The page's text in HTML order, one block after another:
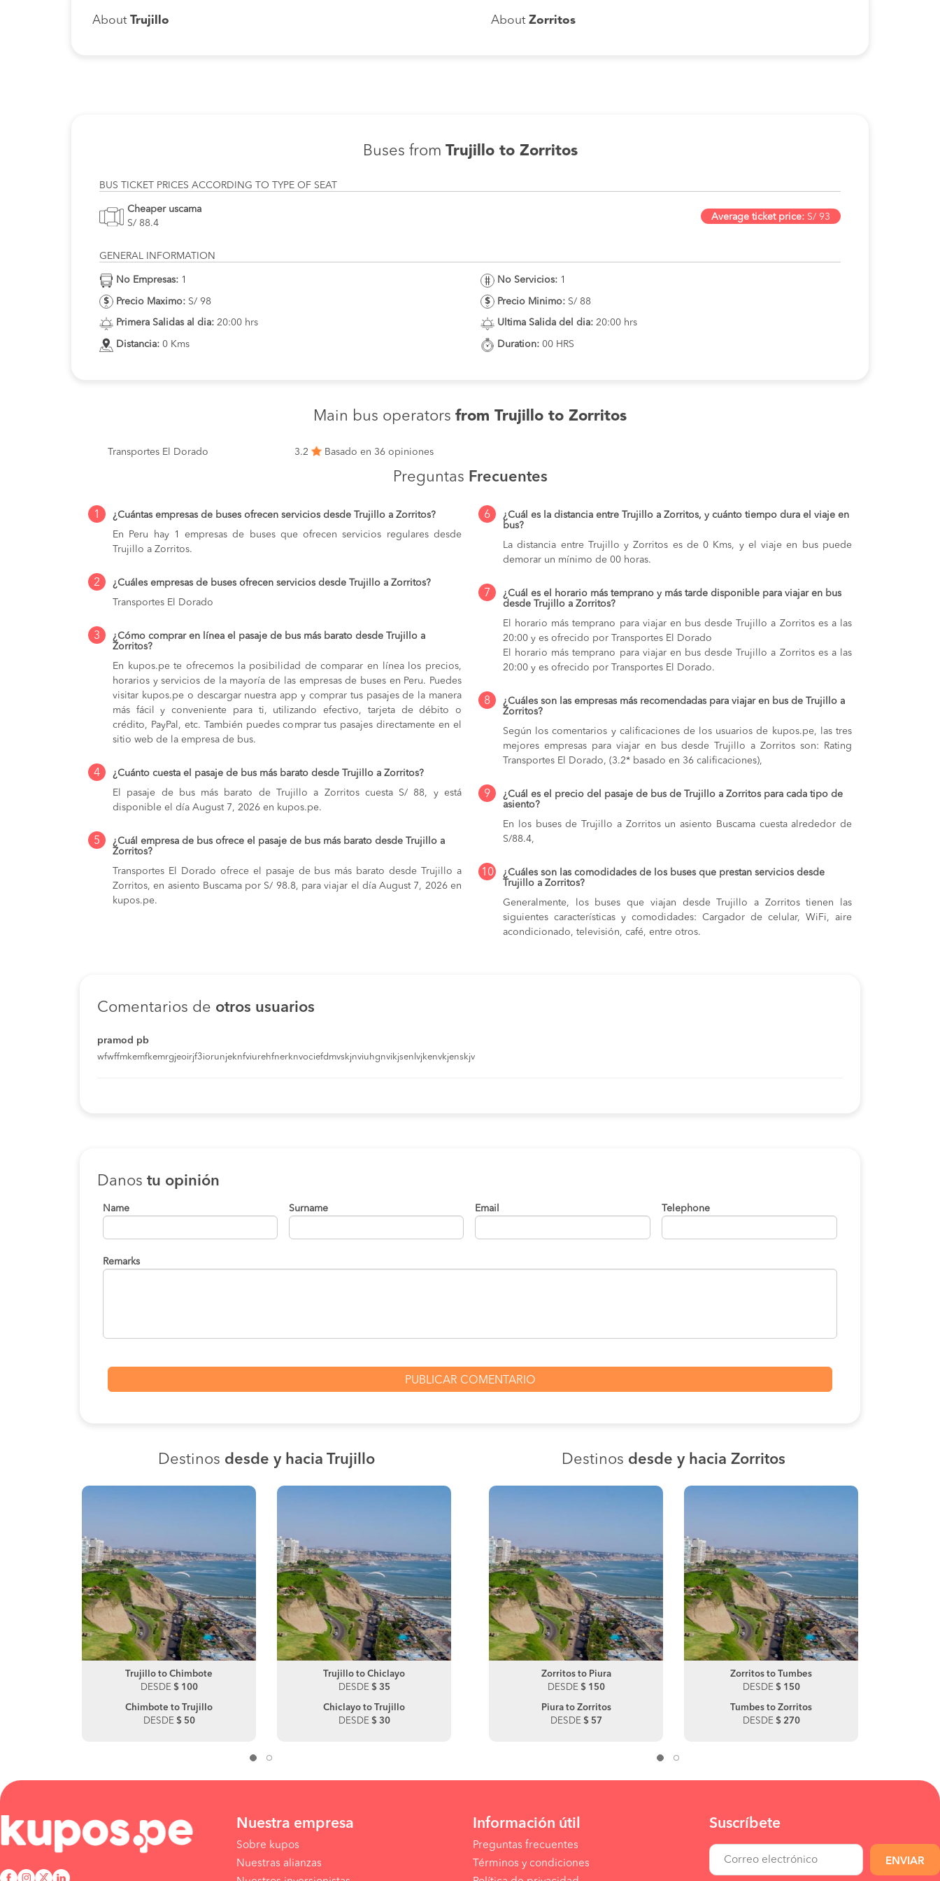
About Trujillo About Zorritos
Buses from Trujillo to Zorritos
BUS TICKET PRICES ACCORDING TO TYPE OF SEAT
Cheaper uscama
S/ 88.4
Average ticket price: S/ 93
GENERAL INFORMATION
No Empresas: 1
Precio Maximo: S/ 98
Primera Salidas al dia: 20:00 hrs
Distancia: 0 Kms
No Servicios: 1
Precio Minimo: S/ 88
Ultima Salida del dia: 20:00 hrs
Duration: 00 HRS
Main bus operators from Trujillo to Zorritos
Transportes El Dorado 3.2 Basado en 36 opiniones
Preguntas Frecuentes
1
¿Cuántas empresas de buses ofrecen servicios desde Trujillo a Zorritos?
En Peru hay 1 empresas de buses que ofrecen servicios regulares desde
Trujillo a Zorritos.
2
¿Cuáles empresas de buses ofrecen servicios desde Trujillo a Zorritos?
Transportes El Dorado
3
¿Cómo comprar en línea el pasaje de bus más barato desde Trujillo a
Zorritos?
En kupos.pe te ofrecemos la posibilidad de comparar en línea los precios,
horarios y servicios de la mayoría de las empresas de buses en Peru. Puedes
visitar kupos.pe o descargar nuestra app y comprar tus pasajes de la manera
más fácil y conveniente para ti, utilizando efectivo, tarjeta de débito o
crédito, PayPal, etc. También puedes comprar tus pasajes directamente en el
sitio web de la empresa de bus.
4
¿Cuánto cuesta el pasaje de bus más barato desde Trujillo a Zorritos?
El pasaje de bus más barato de Trujillo a Zorritos cuesta S/ 88, y está
disponible el día August 7, 2026 en kupos.pe.
5
¿Cuál empresa de bus ofrece el pasaje de bus más barato desde Trujillo a
Zorritos?
Transportes El Dorado ofrece el pasaje de bus más barato desde Trujillo a
Zorritos, en asiento Buscama por S/ 98.8, para viajar el día August 7, 2026 en
kupos.pe.
6
¿Cuál es la distancia entre Trujillo a Zorritos, y cuánto tiempo dura el viaje en
bus?
La distancia entre Trujillo y Zorritos es de 0 Kms, y el viaje en bus puede
demorar un mínimo de 00 horas.
7
¿Cuál es el horario más temprano y más tarde disponible para viajar en bus
desde Trujillo a Zorritos?
El horario más temprano para viajar en bus desde Trujillo a Zorritos es a las
20:00 y es ofrecido por Transportes El Dorado
El horario más temprano para viajar en bus desde Trujillo a Zorritos es a las
20:00 y es ofrecido por Transportes El Dorado.
8
¿Cuáles son las empresas más recomendadas para viajar en bus de Trujillo a
Zorritos?
Según los comentarios y calificaciones de los usuarios de kupos.pe, las tres
mejores empresas para viajar en bus desde Trujillo a Zorritos son: Rating
Transportes El Dorado, (3.2* basado en 36 calificaciones),
9
¿Cuál es el precio del pasaje de bus de Trujillo a Zorritos para cada tipo de
asiento?
En los buses de Trujillo a Zorritos un asiento Buscama cuesta alrededor de
S/88.4,
10
¿Cuáles son las comodidades de los buses que prestan servicios desde
Trujillo a Zorritos?
Generalmente, los buses que viajan desde Trujillo a Zorritos tienen las
siguientes características y comodidades: Cargador de celular, WiFi, aire
acondicionado, televisión, café, entre otros.
Comentarios de otros usuarios
pramod pb
wfwffmkemfkemrgjeoirjf3iorunjeknfviurehfnerknvociefdmvskjnviuhgnvikjsenlvjkenvkjenskjv
Danos tu opinión
Name Surname Email Telephone
Remarks
Destinos desde y hacia Trujillo
Trujillo to Chimbote
DESDE $ 100
Chimbote to Trujillo
DESDE $ 50
Trujillo to Chiclayo
DESDE $ 35
Chiclayo to Trujillo
DESDE $ 30
Trujillo to Lima
DESDE$ 100
Lima to Trujillo
DESDE$ 110
Trujillo to Chimbote
DESDE$ 100
Chimbote to Trujillo
DESDE $ 50
Destinos desde y hacia Zorritos
Zorritos to Tumbes
DESDE$ 150
Tumbes to Zorritos
DESDE$ 270
Zorritos to Lima
DESDE
Lima to Zorritos
DESDE$ 130
Zorritos to Piura
DESDE $ 150
Piura to Zorritos
DESDE $ 57
Zorritos to Tumbes
DESDE $ 150
Tumbes to Zorritos
DESDE $ 270
Nuestra empresa
Sobre kupos
Nuestras alianzas
Información útil
Preguntas frecuentes
Términos y condiciones
Suscríbete
ENVIAR